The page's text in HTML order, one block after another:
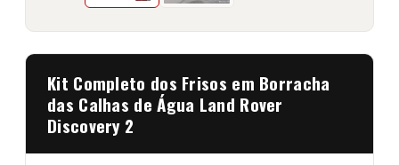
Kit Completo dos Frisos em Borracha
das Calhas de Água Land Rover
Discovery 2